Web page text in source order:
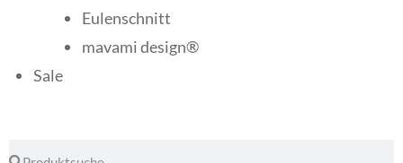
Eulenschnitt
mavami design®
Sale